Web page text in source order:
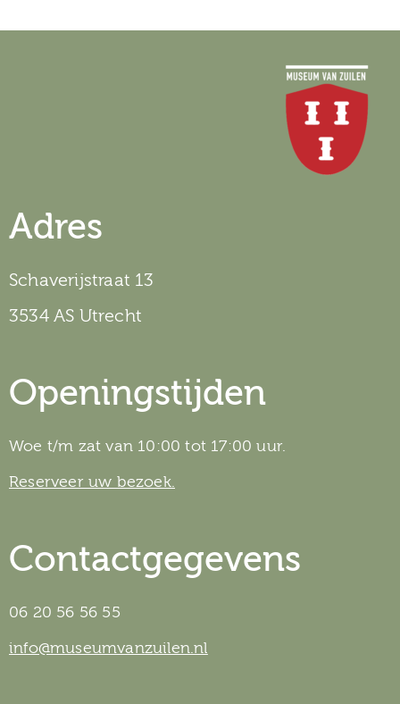
Adres
Schaverijstraat 13
3534 AS Utrecht
Openingstijden
Woe t/m zat van 10:00 tot 17:00 uur.
Reserveer uw bezoek.
Contactgegevens
06 20 56 56 55
info@museumvanzuilen.nl